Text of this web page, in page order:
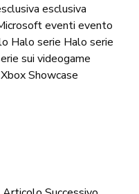
esclusiva
eventi evento
Halo serie Halo serie
sui videogame
Xbox Showcase